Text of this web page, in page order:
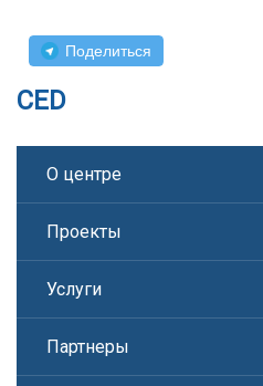
Поделиться
CED
О центре
Проекты
Услуги
Партнеры